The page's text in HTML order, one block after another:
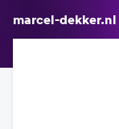
marcel-dekker.nl